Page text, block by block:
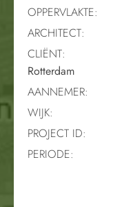
OPPERVLAKTE:
ARCHITECT:
CLIËNT:
Rotterdam
AANNEMER:
WIJK:
PROJECT ID:
PERIODE: